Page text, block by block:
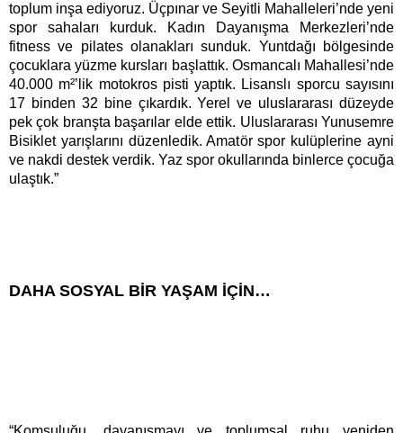
toplum inşa ediyoruz. Üçpınar ve Seyitli Mahalleleri’nde yeni
spor sahaları kurduk. Kadın Dayanışma Merkezleri’nde
fitness ve pilates olanakları sunduk. Yuntdağı bölgesinde
çocuklara yüzme kursları başlattık. Osmancalı Mahallesi’nde
40.000 m²’lik motokros pisti yaptık. Lisanslı sporcu sayısını
17 binden 32 bine çıkardık. Yerel ve uluslararası düzeyde
pek çok branşta başarılar elde ettik. Uluslararası Yunusemre
Bisiklet yarışlarını düzenledik. Amatör spor kulüplerine ayni
ve nakdi destek verdik. Yaz spor okullarında binlerce çocuğa
ulaştık.”
DAHA SOSYAL BİR YAŞAM İÇİN…